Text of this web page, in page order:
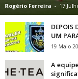
Rogério Ferreira - 17
DEPOIS
UM
19 Maio
A